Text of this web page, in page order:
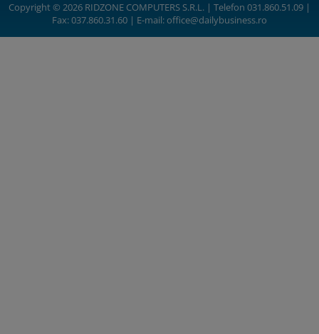
Copyright © 2026 RIDZONE COMPUTERS S.R.L. | Telefon 031.860.51.09 |
Fax: 037.860.31.60 | E-mail:office@dailybusiness.ro